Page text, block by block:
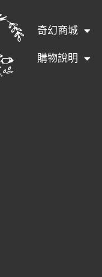
奇幻商城
購物說明